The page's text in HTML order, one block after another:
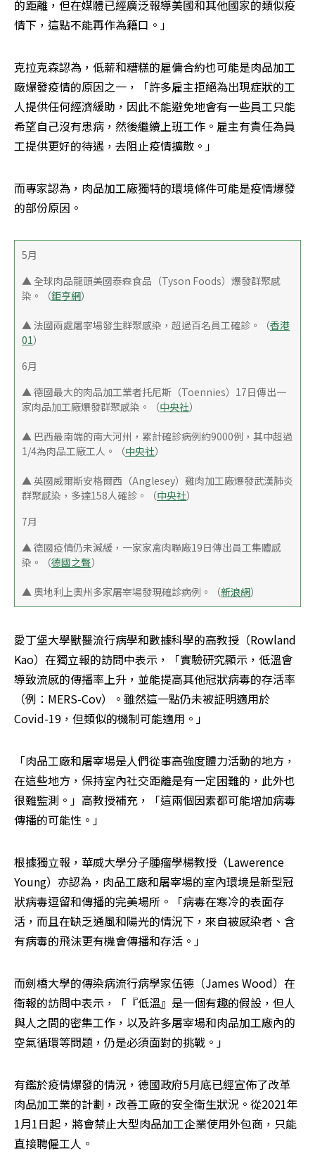
的距離，但在媒體已經廣泛報導美國和其他國家的類似疫
情下，這點不能再作為籍口。」
克拉克森認為，低薪和糟糕的雇傭合約也可能是肉品加工
廠爆發疫情的原因之一，「許多雇主拒絕為出現症狀的工
人提供任何經濟緩助，因此不能避免地會有一些員工只能
希望自己沒有患病，然後繼續上班工作。雇主有責任為員
工提供更好的待遇，去阻止疫情擴散。」
而專家認為，肉品加工廠獨特的環境條件可能是疫情爆發
的部份原因。
5月
▲ 全球肉品龍頭美國泰森食品（Tyson Foods）爆發群聚感
染。（鉅亨網）
▲ 法國兩處屠宰場發生群聚感染，超過百名員工確診。（香港
01）
6月
▲ 德國最大的肉品加工業者托尼斯（Toennies）17日傳出一
家肉品加工廠爆發群聚感染。（中央社）
▲ 巴西最南端的南大河州，累計確診病例約9000例，其中超過
1/4為肉品工廠工人。（中央社）
▲ 英國威爾斯安格爾西（Anglesey）雞肉加工廠爆發武漢肺炎
群聚感染，多達158人確診。（中央社）
7月
▲ 德國疫情仍未減緩，一家家禽肉聯廠19日傳出員工集體感
染。（德國之聲）
▲ 奧地利上奧州多家屠宰場發現確診病例。（新浪網）
愛丁堡大學獸醫流行病學和數據科學的高教授（Rowland
Kao）在獨立報的訪問中表示，「實驗研究顯示，低溫會
導致流感的傳播率上升，並能提高其他冠狀病毒的存活率
（例：MERS-Cov）。雖然這一點仍未被証明適用於
Covid-19，但類似的機制可能適用。」
「肉品工廠和屠宰場是人們從事高強度體力活動的地方，
在這些地方，保持室內社交距離是有一定困難的，此外也
很難監測。」高教授補充，「這兩個因素都可能增加病毒
傳播的可能性。」
根據獨立報，華威大學分子腫瘤學楊教授（Lawerence
Young）亦認為，肉品工廠和屠宰場的室內環境是新型冠
狀病毒逗留和傳播的完美場所。「病毒在寒冷的表面存
活，而且在缺乏通風和陽光的情況下，來自被感染者、含
有病毒的飛沫更有機會傳播和存活。」
而劍橋大學的傳染病流行病學家伍德（James Wood）在
衛報的訪問中表示，「『低溫』是一個有趣的假設，但人
與人之間的密集工作，以及許多屠宰場和肉品加工廠內的
空氣循環等問題，仍是必須面對的挑戰。」
有鑑於疫情爆發的情況，德國政府5月底已經宣佈了改革
肉品加工業的計劃，改善工廠的安全衛生狀況。從2021年
1月1日起，將會禁止大型肉品加工企業使用外包商，只能
直接聘僱工人。